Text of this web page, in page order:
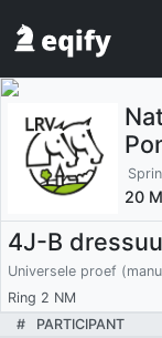
20
4J-B
Universele proef
Ring 2 NM
#
PARTICIPANT